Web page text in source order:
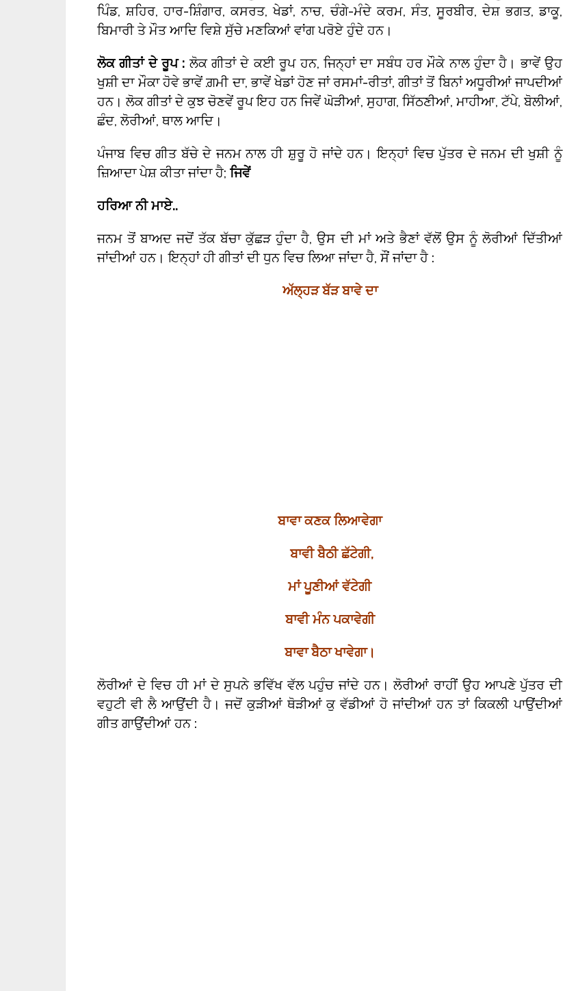
ਪਿੰਡ, ਸ਼ਹਿਰ, ਹਾਰ-ਸ਼ਿੰਗਾਰ, ਕਸਰਤ, ਖੇਡਾਂ, ਨਾਚ, ਚੰਗੇ-ਮੰਦੇ ਕਰਮ, ਸੰਤ, ਸੂਰਬੀਰ, ਦੇਸ਼ ਭਗਤ, ਡਾਕੂ,
ਬਿਮਾਰੀ ਤੇ ਮੌਤ ਆਦਿ ਵਿਸ਼ੇ ਸੁੱਚੇ ਮਣਕਿਆਂ ਵਾਂਗ ਪਰੋਏ ਹੁੰਦੇ ਹਨ।
ਲੋਕ ਗੀਤਾਂ ਦੇ ਰੂਪ : ਲੋਕ ਗੀਤਾਂ ਦੇ ਕਈ ਰੂਪ ਹਨ, ਜਿਨ੍ਹਾਂ ਦਾ ਸਬੰਧ ਹਰ ਮੌਕੇ ਨਾਲ ਹੁੰਦਾ ਹੈ। ਭਾਵੇਂ ਉਹ
ਖੁਸ਼ੀ ਦਾ ਮੌਕਾ ਹੋਵੇ ਭਾਵੇਂ ਗ਼ਮੀ ਦਾ, ਭਾਵੇਂ ਖੇਡਾਂ ਹੋਣ ਜਾਂ ਰਸਮਾਂ-ਰੀਤਾਂ, ਗੀਤਾਂ ਤੋਂ ਬਿਨਾਂ ਅਧੂਰੀਆਂ ਜਾਪਦੀਆਂ
ਹਨ। ਲੋਕ ਗੀਤਾਂ ਦੇ ਕੁਝ ਚੋਣਵੇਂ ਰੂਪ ਇਹ ਹਨ ਜਿਵੇਂ ਘੋੜੀਆਂ, ਸੁਹਾਗ, ਸਿੱਠਣੀਆਂ, ਮਾਹੀਆ, ਟੱਪੇ, ਬੋਲੀਆਂ,
ਛੰਦ, ਲੋਰੀਆਂ, ਥਾਲ ਆਦਿ।
ਪੰਜਾਬ ਵਿਚ ਗੀਤ ਬੱਚੇ ਦੇ ਜਨਮ ਨਾਲ ਹੀ ਸ਼ੁਰੂ ਹੋ ਜਾਂਦੇ ਹਨ। ਇਨ੍ਹਾਂ ਵਿਚ ਪੁੱਤਰ ਦੇ ਜਨਮ ਦੀ ਖੁਸ਼ੀ ਨੂੰ
ਜ਼ਿਆਦਾ ਪੇਸ਼ ਕੀਤਾ ਜਾਂਦਾ ਹੈ;ਜਿਵੇਂ
ਹਰਿਆ ਨੀ ਮਾਏ..
ਜਨਮ ਤੋਂ ਬਾਅਦ ਜਦੋਂ ਤੱਕ ਬੱਚਾ ਕੁੱਛੜ ਹੁੰਦਾ ਹੈ, ਉਸ ਦੀ ਮਾਂ ਅਤੇ ਭੈਣਾਂ ਵੱਲੋਂ ਉਸ ਨੂੰ ਲੋਰੀਆਂ ਦਿੱਤੀਆਂ
ਜਾਂਦੀਆਂ ਹਨ। ਇਨ੍ਹਾਂ ਹੀ ਗੀਤਾਂ ਦੀ ਧੁਨ ਵਿਚ ਲਿਆ ਜਾਂਦਾ ਹੈ, ਸੌਂ ਜਾਂਦਾ ਹੈ :
ਅੱਲ੍ਹੜ ਬੱੜ ਬਾਵੇ ਦਾ
ਬਾਵਾ ਕਣਕ ਲਿਆਵੇਗਾ
ਬਾਵੀ ਬੈਠੀ ਛੱਟੇਗੀ,
ਮਾਂ ਪੂਣੀਆਂ ਵੱਟੇਗੀ
ਬਾਵੀ ਮੰਨ ਪਕਾਵੇਗੀ
ਬਾਵਾ ਬੈਠਾ ਖਾਵੇਗਾ।
ਲੋਰੀਆਂ ਦੇ ਵਿਚ ਹੀ ਮਾਂ ਦੇ ਸੁਪਨੇ ਭਵਿੱਖ ਵੱਲ ਪਹੁੰਚ ਜਾਂਦੇ ਹਨ। ਲੋਰੀਆਂ ਰਾਹੀਂ ਉਹ ਆਪਣੇ ਪੁੱਤਰ ਦੀ
ਵਹੁਟੀ ਵੀ ਲੈ ਆਉਂਦੀ ਹੈ। ਜਦੋਂ ਕੁੜੀਆਂ ਥੋੜੀਆਂ ਕੁ ਵੱਡੀਆਂ ਹੋ ਜਾਂਦੀਆਂ ਹਨ ਤਾਂ ਕਿਕਲੀ ਪਾਉਂਦੀਆਂ
ਗੀਤ ਗਾਉਂਦੀਆਂ ਹਨ :